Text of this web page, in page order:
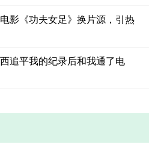
影《功夫女足》换片源，引热
追平我的纪录后和我通了电